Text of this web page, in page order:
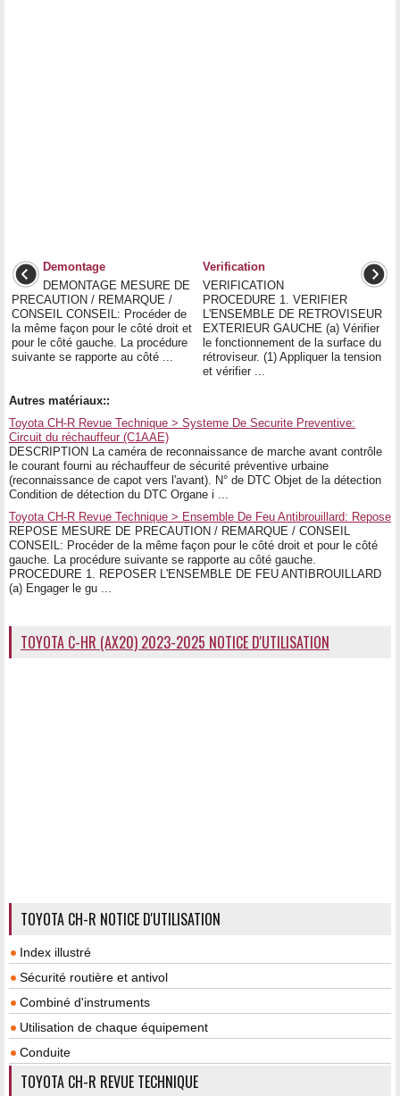
Demontage
DEMONTAGE MESURE DE
PRECAUTION / REMARQUE /
CONSEIL CONSEIL: Procéder de
la même façon pour le côté droit et
pour le côté gauche. La procédure
suivante se rapporte au côté ...
Verification
VERIFICATION
PROCEDURE 1. VERIFIER
L'ENSEMBLE DE RETROVISEUR
EXTERIEUR GAUCHE (a) Vérifier
le fonctionnement de la surface du
rétroviseur. (1) Appliquer la tension
et vérifier ...
Autres matériaux::
Toyota CH-R Revue Technique > Systeme De Securite Preventive:
Circuit du réchauffeur (C1AAE)
DESCRIPTION La caméra de reconnaissance de marche avant contrôle
le courant fourni au réchauffeur de sécurité préventive urbaine
(reconnaissance de capot vers l'avant). N° de DTC Objet de la détection
Condition de détection du DTC Organe i ...
Toyota CH-R Revue Technique > Ensemble De Feu Antibrouillard: Repose
REPOSE MESURE DE PRECAUTION / REMARQUE / CONSEIL
CONSEIL: Procéder de la même façon pour le côté droit et pour le côté
gauche. La procédure suivante se rapporte au côté gauche.
PROCEDURE 1. REPOSER L'ENSEMBLE DE FEU ANTIBROUILLARD
(a) Engager le gu ...
TOYOTA C-HR (AX20) 2023-2025 NOTICE D'UTILISATION
TOYOTA CH-R NOTICE D'UTILISATION
Index illustré
Sécurité routière et antivol
Combiné d'instruments
Utilisation de chaque équipement
Conduite
TOYOTA CH-R REVUE TECHNIQUE